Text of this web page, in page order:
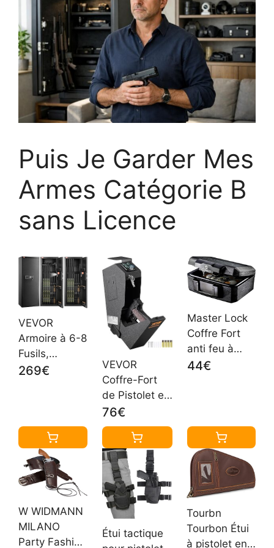
Puis Je Garder Mes
Armes Catégorie B
sans Licence
VEVOR
Armoire à 6-8
Fusils,
Coffre-Fort
Verrouillage
par Clavier
Numérique et
Clés, avec
Étagère
Amovible et
Système
d'Alarme,
269€
VEVOR
Coffre-Fort
de Pistolet en
Acier Coffre-
Fort
Biométrique
pour 1 Pistolet
3 Moyens de
Déverrouillage
par
Empreintes
Digitales Clés
76€
Master Lock
Coffre Fort
anti feu à
clef, double
15.5 x 36.2 x
28.4 cm
44€
W WIDMANN
MILANO
Party Fashion
Étui tactique
Tourbn
Tourbon Étui
à pistolet en